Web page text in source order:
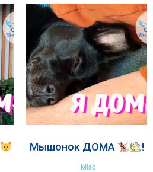
Мышонок ДОМА !
Misc